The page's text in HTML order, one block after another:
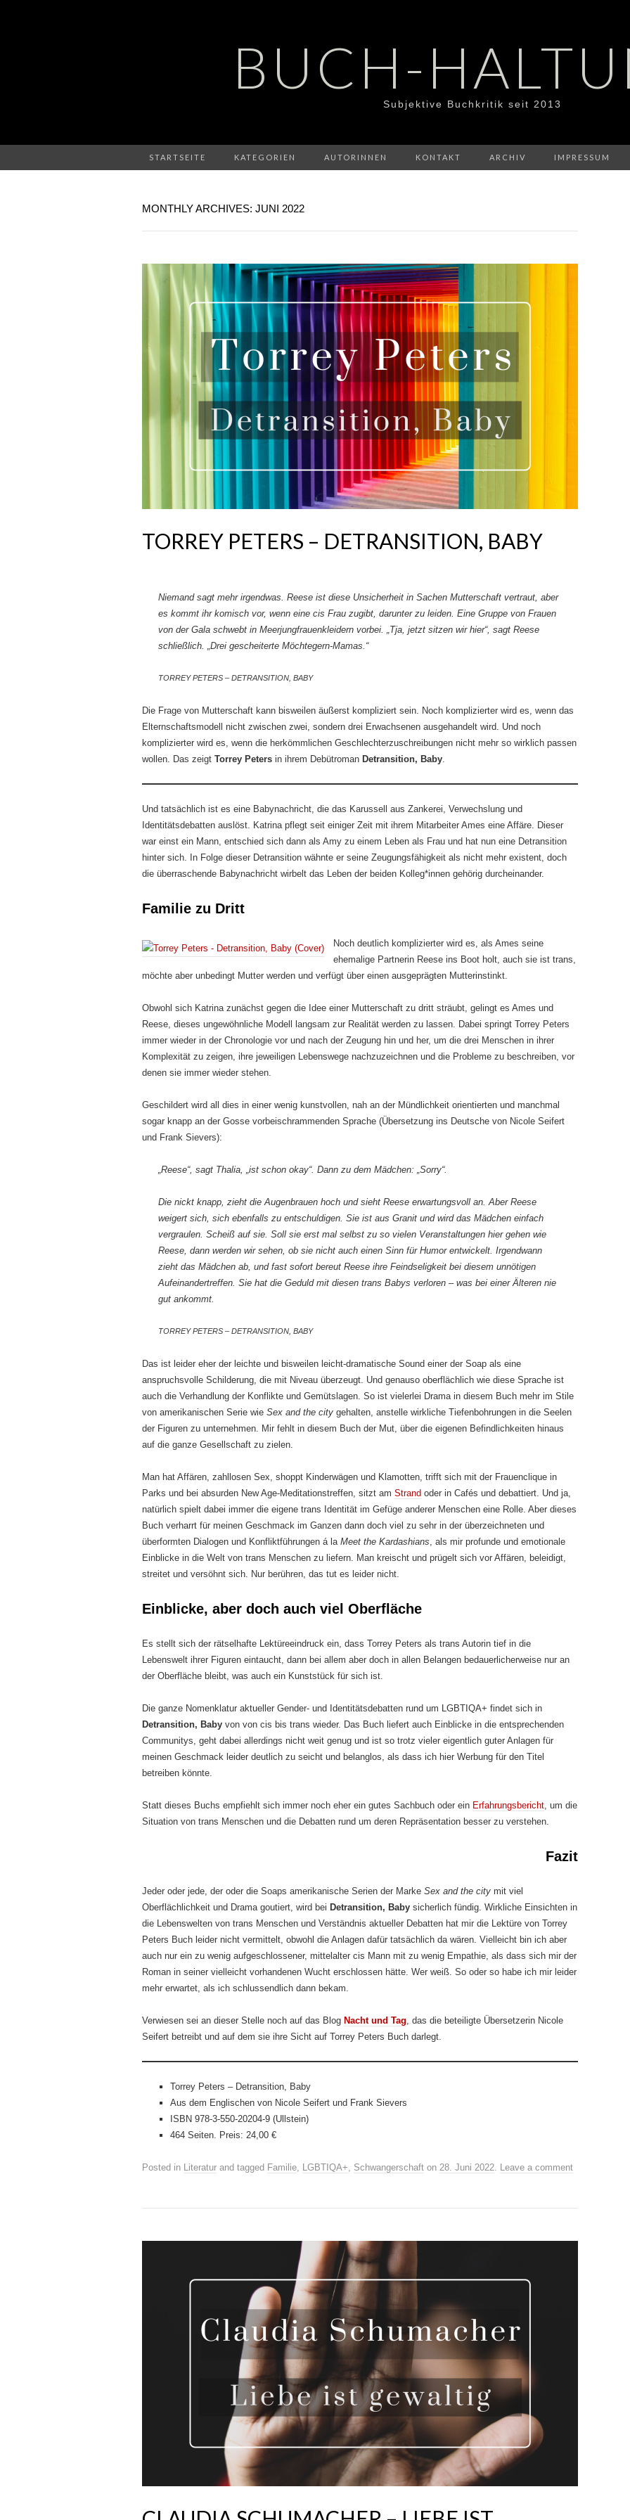
BUCH-
Subjektive Buchkritik seit 2013
STARTSEITE KATEGORIEN AUTORINNEN KONTAKT ARCHIV IMPRESSUM
MONTHLY ARCHIVES: JUNI 2022
TORREY PETERS – DETRANSITION, BABY
Niemand sagt mehr irgendwas. Reese ist diese Unsicherheit in Sachen Mutterschaft vertraut, aber
es kommt ihr komisch vor, wenn eine cis Frau zugibt, darunter zu leiden. Eine Gruppe von Frauen
von der Gala schwebt in Meerjungfrauenkleidern vorbei. „Tja, jetzt sitzen wir hier“, sagt Reese
schließlich. „Drei gescheiterte Möchtegern-Mamas.“
TORREY PETERS – DETRANSITION, BABY
Die Frage von Mutterschaft kann bisweilen äußerst kompliziert sein. Noch komplizierter wird es, wenn das
Elternschaftsmodell nicht zwischen zwei, sondern drei Erwachsenen ausgehandelt wird. Und noch
komplizierter wird es, wenn die herkömmlichen Geschlechterzuschreibungen nicht mehr so wirklich passen
wollen. Das zeigt Torrey Peters in ihrem Debütroman Detransition, Baby.
Und tatsächlich ist es eine Babynachricht, die das Karussell aus Zankerei, Verwechslung und
Identitätsdebatten auslöst. Katrina pflegt seit einiger Zeit mit ihrem Mitarbeiter Ames eine Affäre. Dieser
war einst ein Mann, entschied sich dann als Amy zu einem Leben als Frau und hat nun eine Detransition
hinter sich. In Folge dieser Detransition wähnte er seine Zeugungsfähigkeit als nicht mehr existent, doch
die überraschende Babynachricht wirbelt das Leben der beiden Kolleg*innen gehörig durcheinander.
Familie zu Dritt
Noch deutlich komplizierter wird es, als Ames seine
ehemalige Partnerin Reese ins Boot holt, auch sie ist trans,
möchte aber unbedingt Mutter werden und verfügt über einen ausgeprägten Mutterinstinkt.
Obwohl sich Katrina zunächst gegen die Idee einer Mutterschaft zu dritt sträubt, gelingt es Ames und
Reese, dieses ungewöhnliche Modell langsam zur Realität werden zu lassen. Dabei springt Torrey Peters
immer wieder in der Chronologie vor und nach der Zeugung hin und her, um die drei Menschen in ihrer
Komplexität zu zeigen, ihre jeweiligen Lebenswege nachzuzeichnen und die Probleme zu beschreiben, vor
denen sie immer wieder stehen.
Geschildert wird all dies in einer wenig kunstvollen, nah an der Mündlichkeit orientierten und manchmal
sogar knapp an der Gosse vorbeischrammenden Sprache (Übersetzung ins Deutsche von Nicole Seifert
und Frank Sievers):
„Reese“, sagt Thalia, „ist schon okay“. Dann zu dem Mädchen: „Sorry“.
Die nickt knapp, zieht die Augenbrauen hoch und sieht Reese erwartungsvoll an. Aber Reese
weigert sich, sich ebenfalls zu entschuldigen. Sie ist aus Granit und wird das Mädchen einfach
vergraulen. Scheiß auf sie. Soll sie erst mal selbst zu so vielen Veranstaltungen hier gehen wie
Reese, dann werden wir sehen, ob sie nicht auch einen Sinn für Humor entwickelt. Irgendwann
zieht das Mädchen ab, und fast sofort bereut Reese ihre Feindseligkeit bei diesem unnötigen
Aufeinandertreffen. Sie hat die Geduld mit diesen trans Babys verloren – was bei einer Älteren nie
gut ankommt.
TORREY PETERS – DETRANSITION, BABY
Das ist leider eher der leichte und bisweilen leicht-dramatische Sound einer der Soap als eine
anspruchsvolle Schilderung, die mit Niveau überzeugt. Und genauso oberflächlich wie diese Sprache ist
auch die Verhandlung der Konflikte und Gemütslagen. So ist vielerlei Drama in diesem Buch mehr im Stile
von amerikanischen Serie wie Sex and the city gehalten, anstelle wirkliche Tiefenbohrungen in die Seelen
der Figuren zu unternehmen. Mir fehlt in diesem Buch der Mut, über die eigenen Befindlichkeiten hinaus
auf die ganze Gesellschaft zu zielen.
Man hat Affären, zahllosen Sex, shoppt Kinderwägen und Klamotten, trifft sich mit der Frauenclique in
Parks und bei absurden New Age-Meditationstreffen, sitzt am Strand oder in Cafés und debattiert. Und ja,
natürlich spielt dabei immer die eigene trans Identität im Gefüge anderer Menschen eine Rolle. Aber dieses
Buch verharrt für meinen Geschmack im Ganzen dann doch viel zu sehr in der überzeichneten und
überformten Dialogen und Konfliktführungen á la Meet the Kardashians, als mir profunde und emotionale
Einblicke in die Welt von trans Menschen zu liefern. Man kreischt und prügelt sich vor Affären, beleidigt,
streitet und versöhnt sich. Nur berühren, das tut es leider nicht.
Einblicke, aber doch auch viel Oberfläche
Es stellt sich der rätselhafte Lektüreeindruck ein, dass Torrey Peters als trans Autorin tief in die
Lebenswelt ihrer Figuren eintaucht, dann bei allem aber doch in allen Belangen bedauerlicherweise nur an
der Oberfläche bleibt, was auch ein Kunststück für sich ist.
Die ganze Nomenklatur aktueller Gender- und Identitätsdebatten rund um LGBTIQA+ findet sich in
Detransition, Baby von von cis bis trans wieder. Das Buch liefert auch Einblicke in die entsprechenden
Communitys, geht dabei allerdings nicht weit genug und ist so trotz vieler eigentlich guter Anlagen für
meinen Geschmack leider deutlich zu seicht und belanglos, als dass ich hier Werbung für den Titel
betreiben könnte.
Statt dieses Buchs empfiehlt sich immer noch eher ein gutes Sachbuch oder ein Erfahrungsbericht, um die
Situation von trans Menschen und die Debatten rund um deren Repräsentation besser zu verstehen.
Fazit
Jeder oder jede, der oder die Soaps amerikanische Serien der Marke Sex and the city mit viel
Oberflächlichkeit und Drama goutiert, wird bei Detransition, Baby sicherlich fündig. Wirkliche Einsichten in
die Lebenswelten von trans Menschen und Verständnis aktueller Debatten hat mir die Lektüre von Torrey
Peters Buch leider nicht vermittelt, obwohl die Anlagen dafür tatsächlich da wären. Vielleicht bin ich aber
auch nur ein zu wenig aufgeschlossener, mittelalter cis Mann mit zu wenig Empathie, als dass sich mir der
Roman in seiner vielleicht vorhandenen Wucht erschlossen hätte. Wer weiß. So oder so habe ich mir leider
mehr erwartet, als ich schlussendlich dann bekam.
Verwiesen sei an dieser Stelle noch auf das Blog Nacht und Tag, das die beteiligte Übersetzerin Nicole
Seifert betreibt und auf dem sie ihre Sicht auf Torrey Peters Buch darlegt.
Torrey Peters – Detransition, Baby
Aus dem Englischen von Nicole Seifert und Frank Sievers
ISBN 978-3-550-20204-9 (Ullstein)
464 Seiten. Preis: 24,00 €
Posted in Literatur and tagged Familie, LGBTIQA+, Schwangerschaft on 28. Juni 2022. Leave a comment